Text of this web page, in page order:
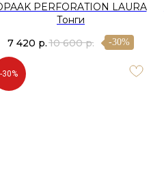
PERFORATION LAURA
Тонги
7 420 р. 10 600 р. -30%
-30%